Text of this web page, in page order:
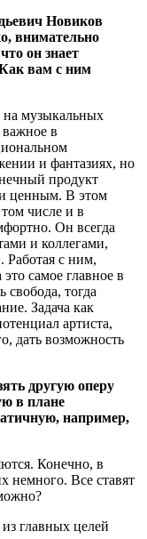
Новиков
внимательно
он знает
Как вам с ним
на музыкальных
важное в
и фантазиях, но
продукт
ценным. В этом
числе и в
Он всегда
и коллегами,
Работая с ним,
самое главное в
свобода, тогда
Задача как
артиста,
дать возможность
другую оперу
в плане
например,
Конечно, в
немного. Все ставят
главных целей